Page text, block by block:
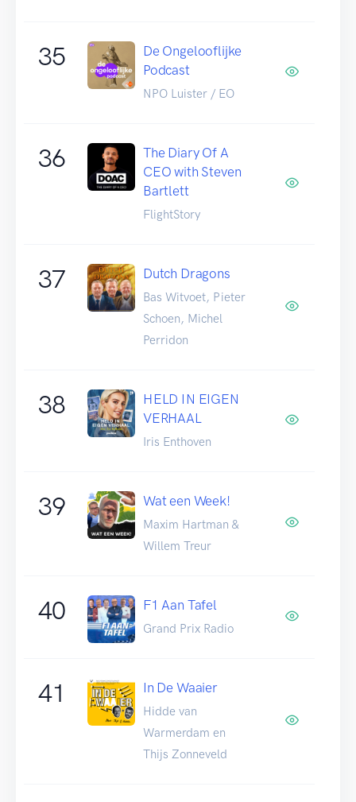
35
De Ongelooflijke
Podcast
NPO Luister / EO
36
The Diary Of A
CEO with Steven
Bartlett
FlightStory
37 Dutch Dragons
Bas Witvoet, Pieter
Schoen, Michel
Perridon
38
HELD IN EIGEN
VERHAAL
Iris Enthoven
39 Wat een Week!
Maxim Hartman &
Willem Treur
40 F1 Aan Tafel
Grand Prix Radio
41 In De Waaier
Hidde van
Warmerdam en
Thijs Zonneveld